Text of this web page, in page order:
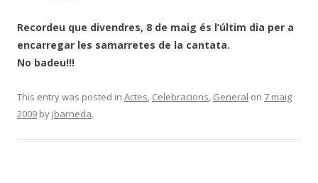
Recordeu que divendres, 8 de maig és l’últim dia per a
encarregar les samarretes de la cantata.
No badeu!!!
This entry was posted in Actes, Celebracions, General on 7 maig
2009 by jbarneda.